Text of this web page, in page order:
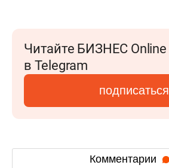
Читайте БИЗНЕС Online
в Telegram
подписаться
Комментарии